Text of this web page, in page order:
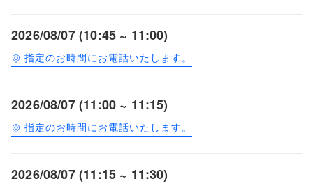
2026/08/07 (10:45 ~ 11:00)
指定のお時間にお電話いたします。
2026/08/07 (11:00 ~ 11:15)
指定のお時間にお電話いたします。
2026/08/07 (11:15 ~ 11:30)